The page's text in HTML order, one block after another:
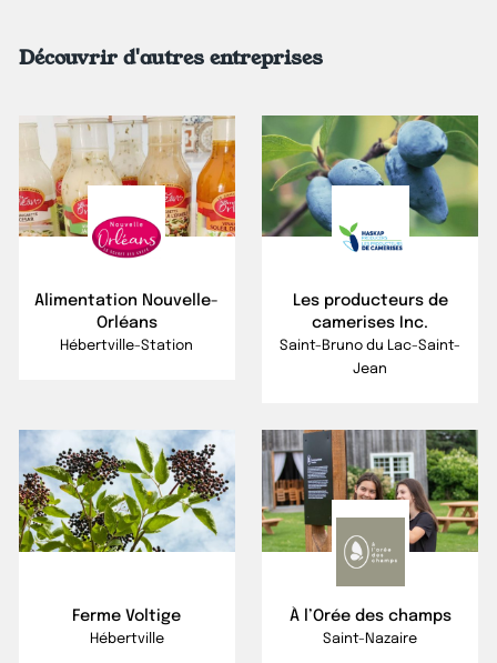
Découvrir d'autres entreprises
Alimentation Nouvelle-
Orléans
Hébertville-Station
Les producteurs de
camerises Inc.
Saint-Bruno du Lac-Saint-
Jean
Ferme Voltige
Hébertville
À l’Orée des champs
Saint-Nazaire